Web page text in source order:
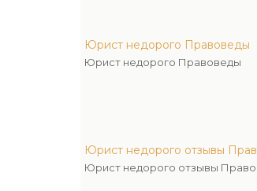
Юрист недорого Правоведы
Юрист недорого Правоведы
Юрист недорого отзывы
Юрист недорого отзывы